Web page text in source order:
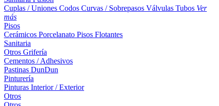
Cuplas / Uniones Codos Curvas / Sobrepasos Válvulas Tubos Ver
más
Pisos
Cerámicos Porcelanato Pisos Flotantes
Sanitaria
Otros Grifería
Cementos / Adhesivos
Pastinas DunDun
Pinturería
Pinturas Interior / Exterior
Otros